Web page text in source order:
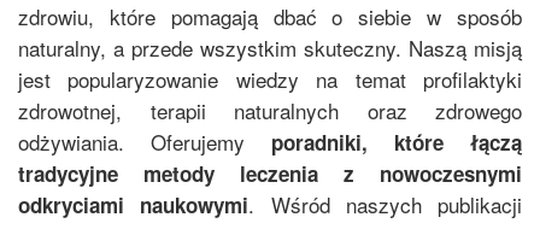
zdrowiu, które pomagają dbać o siebie w sposób
naturalny, a przede wszystkim skuteczny. Naszą misją
jest popularyzowanie wiedzy na temat profilaktyki
zdrowotnej, terapii naturalnych oraz zdrowego
odżywiania. Oferujemy poradniki, które łączą
tradycyjne metody leczenia z nowoczesnymi
odkryciami naukowymi. Wśród naszych publikacji